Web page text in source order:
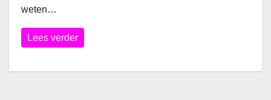
weten…
Lees verder